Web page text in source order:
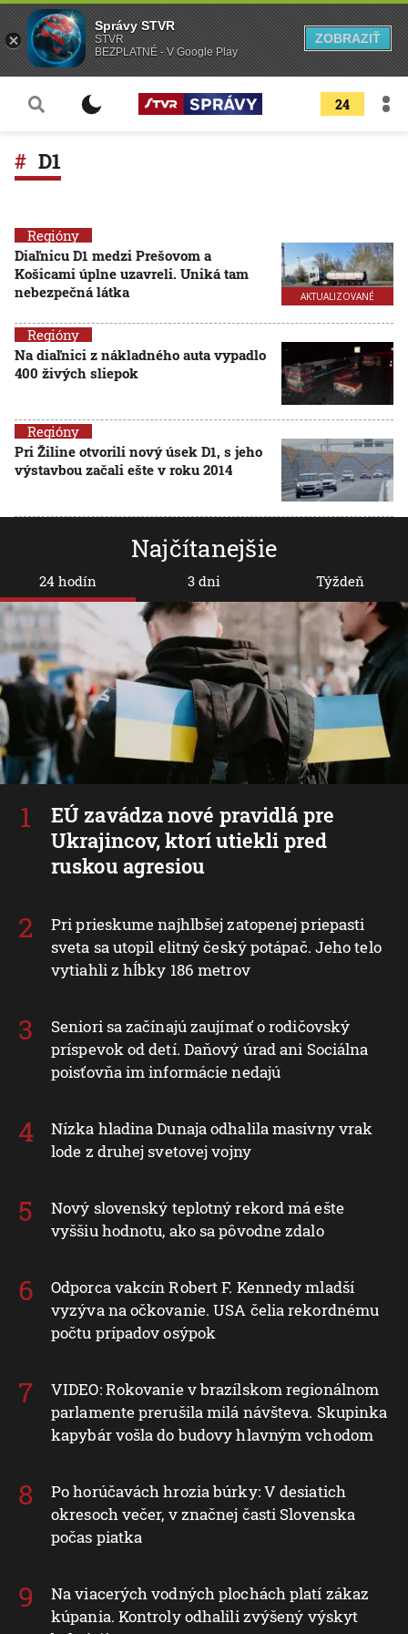
24
D1
AKTUALIZOVANÉ
Regióny
Diaľnicu D1 medzi Prešovom a
Košicami úplne uzavreli. Uniká tam
nebezpečná látka
Regióny
Na diaľnici z nákladného auta vypadlo
400 živých sliepok
Regióny
Pri Žiline otvorili nový úsek D1, s jeho
výstavbou začali ešte v roku 2014
Najčítanejšie
24 hodín
EÚ zavádza nové pravidlá pre
Ukrajincov, ktorí utiekli pred
ruskou agresiou
Pri prieskume najhlbšej zatopenej priepasti
sveta sa utopil elitný český potápač. Jeho telo
vytiahli z hĺbky 186 metrov
Seniori sa začínajú zaujímať o rodičovský
príspevok od detí. Daňový úrad ani Sociálna
poisťovňa im informácie nedajú
Nízka hladina Dunaja odhalila masívny vrak
lode z druhej svetovej vojny
Nový slovenský teplotný rekord má ešte
vyššiu hodnotu, ako sa pôvodne zdalo
Odporca vakcín Robert F. Kennedy mladší
vyzýva na očkovanie. USA čelia rekordnému
počtu prípadov osýpok
VIDEO: Rokovanie v brazílskom regionálnom
parlamente prerušila milá návšteva. Skupinka
kapybár vošla do budovy hlavným vchodom
Po horúčavách hrozia búrky: V desiatich
okresoch večer, v značnej časti Slovenska
počas piatka
Na viacerých vodných plochách platí zákaz
kúpania. Kontroly odhalili zvýšený výskyt
3 dni Týždeň
Správy STVR
STVR
BEZPLATNÉ - V Google Play
ZOBRAZIŤ